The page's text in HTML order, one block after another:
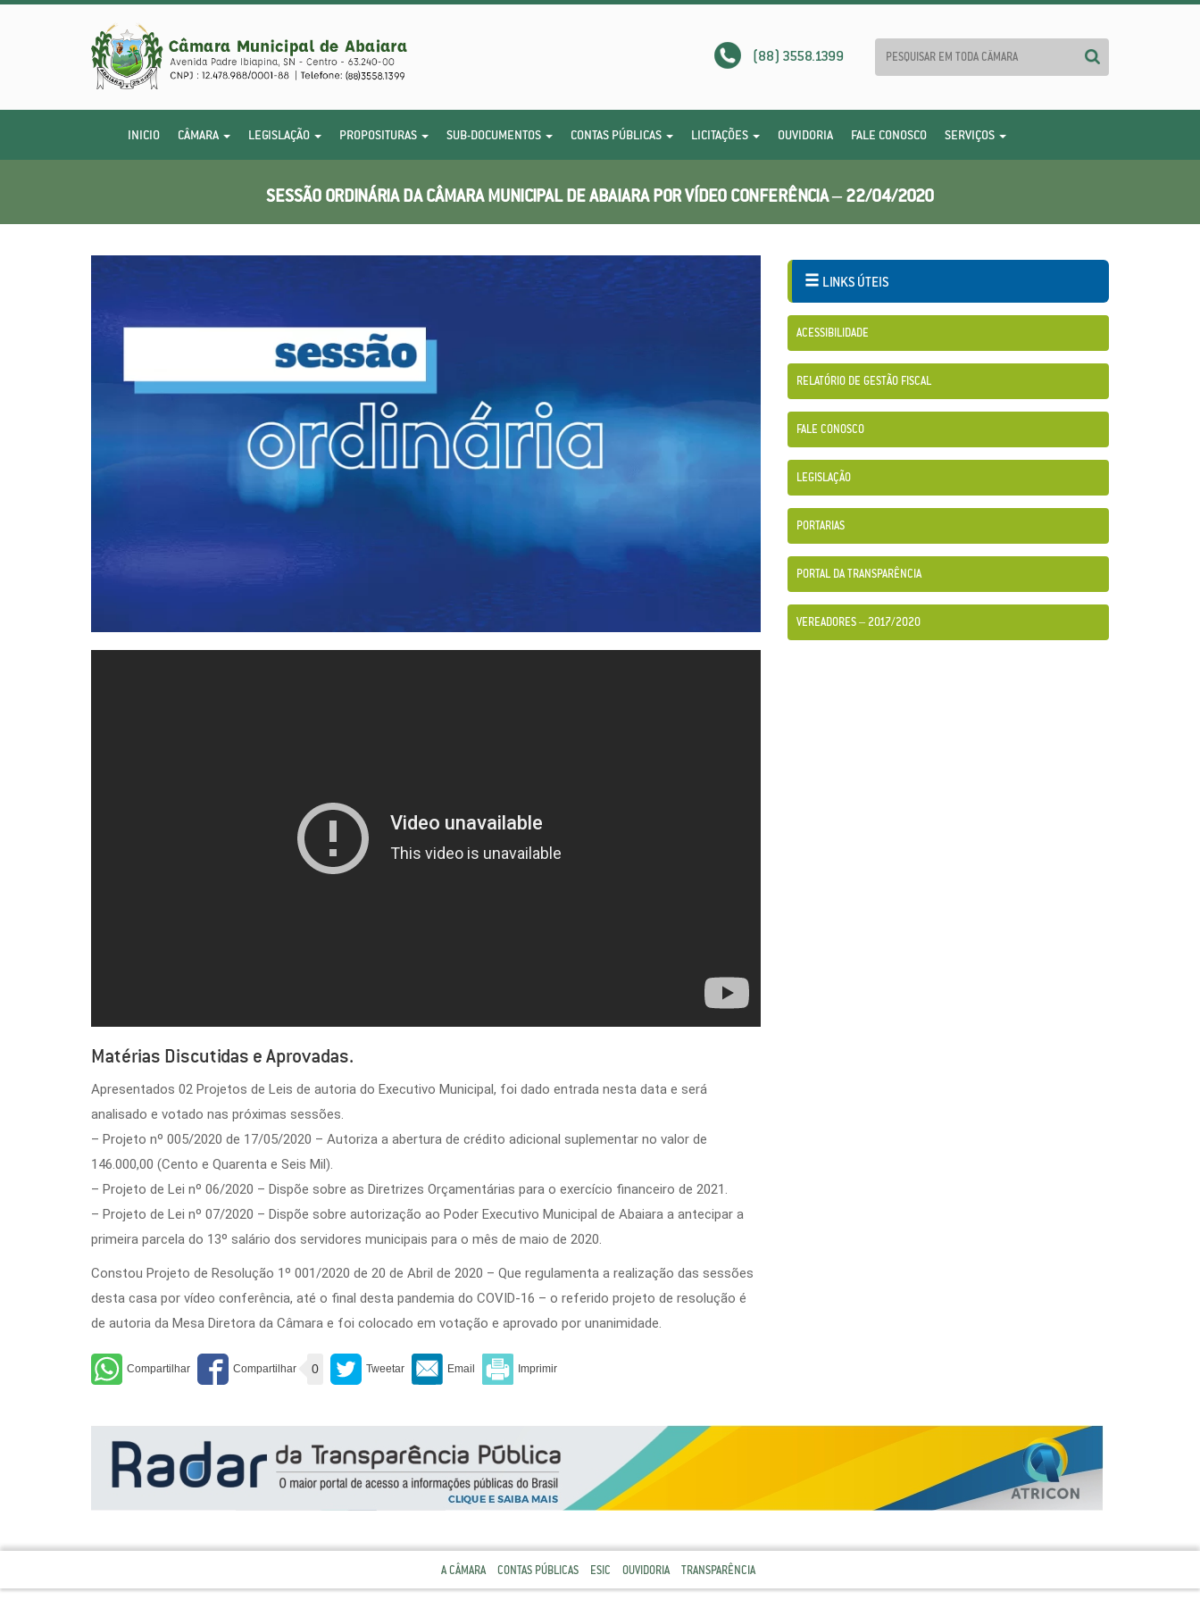
(88) 3558.1399
INICIO CÂMARA LEGISLAÇÃO PROPOSITURAS SUB-DOCUMENTOS CONTAS PÚBLICAS LICITAÇÕES OUVIDORIA FALE CONOSCO SERVIÇOS
SESSÃO ORDINÁRIA DA CÂMARA MUNICIPAL DE ABAIARA POR VÍDEO CONFERÊNCIA – 22/04/2020
Matérias Discutidas e Aprovadas.
Apresentados 02 Projetos de Leis de autoria do Executivo Municipal, foi dado entrada nesta data e será
analisado e votado nas próximas sessões.
– Projeto nº 005/2020 de 17/05/2020 – Autoriza a abertura de crédito adicional suplementar no valor de
146.000,00 (Cento e Quarenta e Seis Mil).
– Projeto de Lei nº 06/2020 – Dispõe sobre as Diretrizes Orçamentárias para o exercício financeiro de 2021.
– Projeto de Lei nº 07/2020 – Dispõe sobre autorização ao Poder Executivo Municipal de Abaiara a antecipar a
primeira parcela do 13º salário dos servidores municipais para o mês de maio de 2020.
Constou Projeto de Resolução 1º 001/2020 de 20 de Abril de 2020 – Que regulamenta a realização das sessões
desta casa por vídeo conferência, até o final desta pandemia do COVID-16 – o referido projeto de resolução é
de autoria da Mesa Diretora da Câmara e foi colocado em votação e aprovado por unanimidade.
0
LINKS ÚTEIS
ACESSIBILIDADE
RELATÓRIO DE GESTÃO FISCAL
FALE CONOSCO
LEGISLAÇÃO
PORTARIAS
PORTAL DA TRANSPARÊNCIA
VEREADORES – 2017/2020
A CÂMARA CONTAS PÚBLICAS ESIC OUVIDORIA TRANSPARÊNCIA